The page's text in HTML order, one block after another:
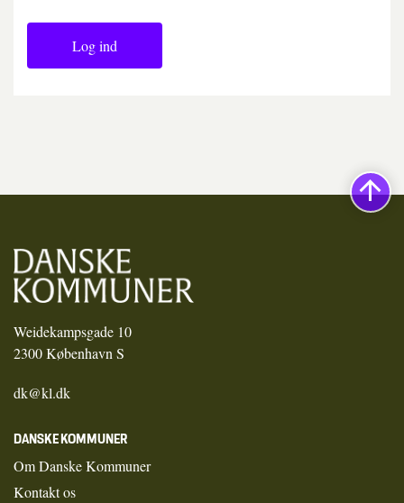
Log ind
Weidekampsgade 10
2300 København S
dk@kl.dk
DANSKE KOMMUNER
Om Danske Kommuner
Kontakt os